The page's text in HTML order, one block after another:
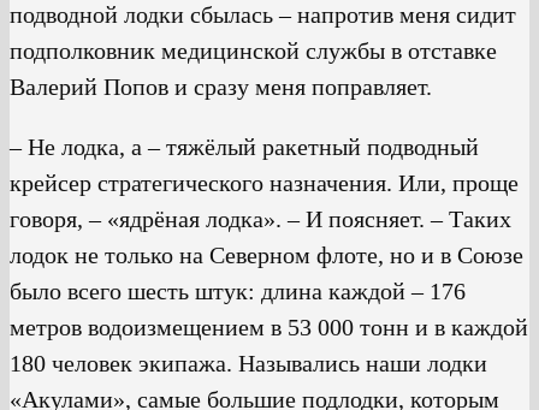
подводной лодки сбылась – напротив меня сидит
подполковник медицинской службы в отставке
Валерий Попов и сразу меня поправляет.
– Не лодка, а – тяжёлый ракетный подводный
крейсер стратегического назначения. Или, проще
говоря, – «ядрёная лодка». – И поясняет. – Таких
лодок не только на Северном флоте, но и в Союзе
было всего шесть штук: длина каждой – 176
метров водоизмещением в 53 000 тонн и в каждой
180 человек экипажа. Назывались наши лодки
«Акулами», самые большие подлодки, которым